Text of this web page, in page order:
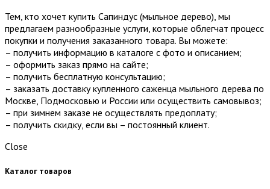
Тем, кто хочет купить Сапиндус (мыльное дерево), мы
предлагаем разнообразные услуги, которые облегчат процесс
покупки и получения заказанного товара. Вы можете:
– получить информацию в каталоге с фото и описанием;
– оформить заказ прямо на сайте;
– получить бесплатную консультацию;
– заказать доставку купленного саженца мыльного дерева по
Москве, Подмосковью и России или осуществить самовывоз;
– при зимнем заказе не осуществлять предоплату;
– получить скидку, если вы – постоянный клиент.
Close
Каталог товаров